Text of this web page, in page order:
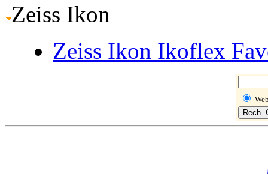
Zeiss Ikon
Zeiss Ikon Ikoflex